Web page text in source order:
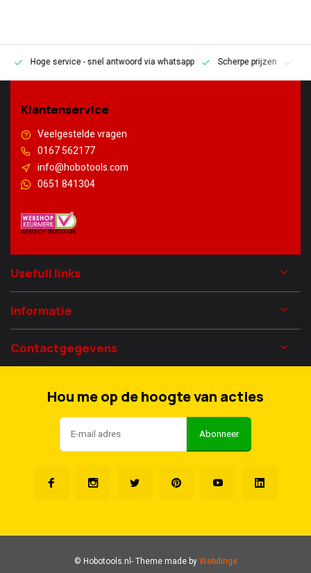
Hoge service- snel antwoord via whatsapp Scherpe prijzen
Klantenservice
Veelgestelde vragen
0167 562177
info@hobotools.com
0651 841304
Usefull links
Informatie
Contactgegevens
Hou me op de hoogte van acties
Abonneer
© Hobotools.nl- Theme made byWebdinge